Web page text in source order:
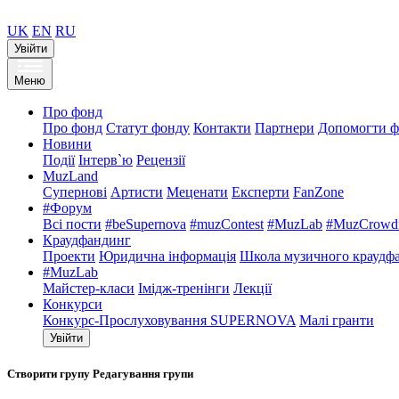
UK EN RU
Увійти
Меню
Про фонд
Про фонд Статут фонду Контакти Партнери Допомогти
Новини
Події Інтерв`ю Рецензії
MuzLand
Супернові Артисти Меценати Експерти FanZone
#Форум
Всі пости #beSupernova #muzContest #MuzLab
Краудфандинг
Проекти Юридична інформація Школа музичного
#MuzLab
Майстер-класи Імідж-тренінги Лекції
Конкурси
Конкурс-Прослуховування SUPERNOVA Малі гранти
Увійти
Створити групу Редагування групи